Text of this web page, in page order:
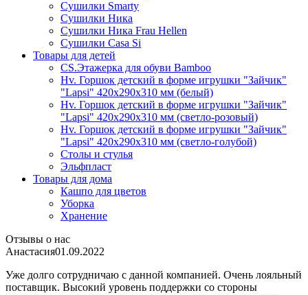
Сушилки Smarty
Сушилки Ника
Сушилки Ника Frau Hellen
Сушилки Сasa Si
Товары для детей
CS.Этажерка для обуви Bamboo
Hv. Горшок детский в форме игрушки "Зайчик"
"Lapsi" 420х290х310 мм (белый)
Hv. Горшок детский в форме игрушки "Зайчик"
"Lapsi" 420х290х310 мм (светло-розовый)
Hv. Горшок детский в форме игрушки "Зайчик"
"Lapsi" 420х290х310 мм (светло-голубой)
Столы и стулья
Эльфпласт
Товары для дома
Кашпо для цветов
Уборка
Хранение
Отзывы о нас
Анастасия01.09.2022
Уже долго сотрудничаю с данной компанией. Очень лояльный
поставщик. Высокий уровень поддержки со стороны